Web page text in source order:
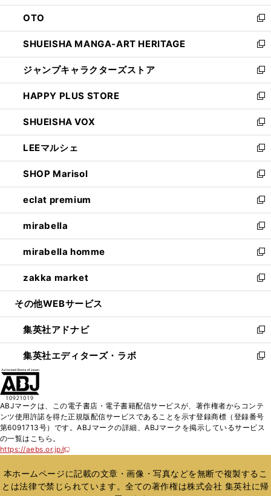
ウ
で
開
く
ン
ド
ウ
で
開
く
OTO
新
し
い
ウ
ィ
ン
ド
ウ
で
開
く
SHUEISHA MANGA-ART HERITAGE
新
し
い
ウ
ィ
ン
ド
ウ
で
開
く
ジャンプキャラクターズストア
新
し
い
ウ
ィ
ン
ド
ウ
で
開
く
HAPPY PLUS STORE
新
し
い
ウ
ィ
ン
ド
ウ
で
開
く
SHUEISHA VOX
新
し
い
ウ
ィ
ン
ド
ウ
で
開
く
LEEマルシェ
新
し
い
ウ
ィ
ン
ド
ウ
で
開
く
SHOP Marisol
新
し
い
ウ
ィ
ン
ド
ウ
で
開
eclat premium
新
し
い
ウ
ィ
ン
ド
ウ
開
く
mirabella
新
し
い
ウ
ィ
ン
ウ
で
開
く
mirabella homme
新
し
い
ウ
ン
ド
ウ
で
zakka market
新
し
ウ
ィ
ン
ド
く
その他WEBサービス
集英社アドナビ
新
し
い
ド
ウ
で
集英社エディターズ・ラボ
新
ィ
ン
ド
開
く
ABJマークは、この電子書店・電子書籍配信サービスが、著作権者からコンテ
ンツ使用許諾を得た正規版配信サービスであることを示す登録商標（登録番号
第6091713号）です。ABJマークの詳細、ABJマークを掲示しているサービス
の一覧はこちら。
https://aebs.or.jp/
新
い
ウ
ィ
本ホームページに記載の文章・画像・写真などを無断で複製するこ
とは法律で禁じられています。全ての著作権は株式会社 集英社に帰